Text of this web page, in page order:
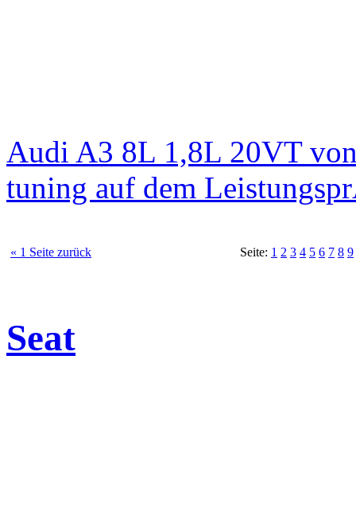
Audi A3 8L 1,8L 20VT
tuning auf dem
« 1 Seite zurück Seite: 1 2 3 4 5 6 7 8 9
Seat